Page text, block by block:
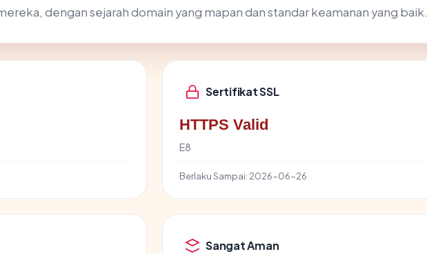
dengan sejarah domain yang mapan dan standar keamanan yang baik.
Sertifikat SSL
HTTPS Valid
E8
Berlaku Sampai: 2026-06-26
Sangat Aman